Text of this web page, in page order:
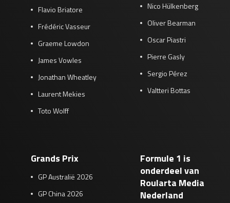
Flavio Briatore
Frédéric Vasseur
Graeme Lowdon
James Vowles
Jonathan Wheatley
Laurent Mekies
Toto Wolff
Nico Hülkenberg
Oliver Bearman
Oscar Piastri
Pierre Gasly
Sergio Pérez
Valtteri Bottas
Grands Prix
GP Australië 2026
GP China 2026
Formule 1 is
onderdeel van
Roularta Media
Nederland